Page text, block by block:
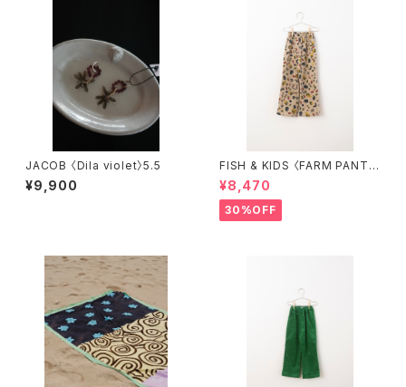
JACOB 〈Dila violet〉5.5
¥9,900
FISH & KIDS 〈FARM PANT
S〉
¥8,470
30%OFF